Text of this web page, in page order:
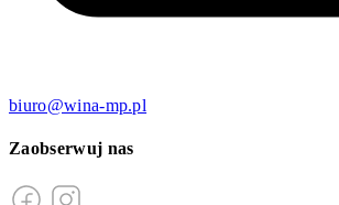
biuro@wina-mp.pl
Zaobserwuj nas